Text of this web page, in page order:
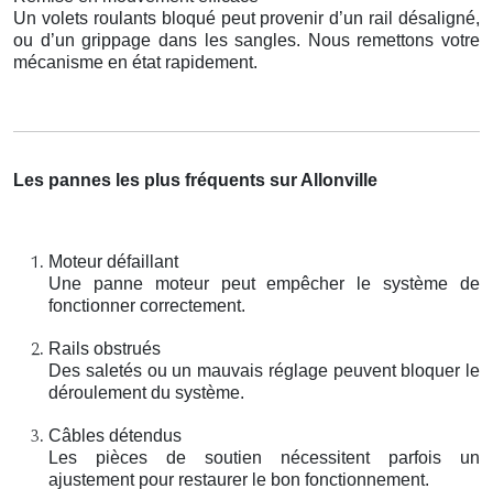
Un volets roulants bloqué peut provenir d’un rail désaligné,
ou d’un grippage dans les sangles. Nous remettons votre
mécanisme en état rapidement.
Les pannes les plus fréquents sur Allonville
Moteur défaillant
Une panne moteur peut empêcher le système de
fonctionner correctement.
Rails obstrués
Des saletés ou un mauvais réglage peuvent bloquer le
déroulement du système.
Câbles détendus
Les pièces de soutien nécessitent parfois un
ajustement pour restaurer le bon fonctionnement.